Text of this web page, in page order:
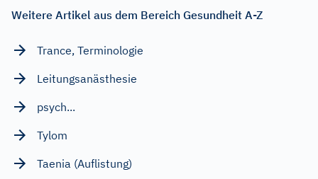
Weitere Artikel aus dem Bereich Gesundheit A-Z
Trance, Terminologie
Leitungsanästhesie
psych...
Tylom
Taenia (Auflistung)